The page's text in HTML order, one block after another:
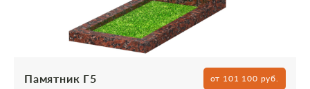
Памятник Г5 от 101 100 руб.